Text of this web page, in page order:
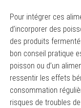
Pour intégrer ces
d’incorporer des
des produits
bon conseil pratique
poisson ou d’un
ressentir les effets
consommation
risques de troubles de